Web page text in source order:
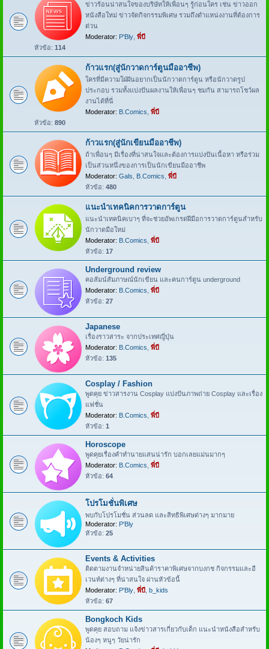
ข่าวร้อนน่าสนใจของบริษัทให้เพื่อนๆ รู้ก่อนใคร เช่น ข่าวออก
หนังสือใหม่ ข่าวจัดกิจกรรมพิเศษ รวมถึงตำแหน่งงานที่ต้องการ
ด่วน
Moderator: P'Bly พี่บี
หัวข้อ: 114
ก้าวแรก(สู่นักวาดการ์ตูนมืออาชีพ)
ใครที่มีความใฝ่ฝันอยากเป็นนักวาดการ์ตูน หรือนักวาดรูป
ประกอบ รวมทั้งแบ่งปันผลงานให้เพื่อนๆ ชมกัน สามารถโชว์ผล
งานได้ที่นี่
Moderator: B.Comics พี่บี
หัวข้อ: 890
ก้าวแรก(สู่นักเขียนมืออาชีพ)
ถ้าเพื่อนๆ มีเรื่องที่น่าสนใจและต้องการแบ่งปันเนื้อหา หรือร่วม
เป็นส่วนหนึ่งของการเป็นนักเขียนมืออาชีพ
Moderator: Gals B.Comics พี่บี
หัวข้อ: 480
แนะนำเทคนิคการวาดการ์ตูน
แนะนำเทคนิคเบาๆ ที่จะช่วยอัพเกรดฝีมือการวาดการ์ตูนสำหรับ
นักวาดมือใหม่
Moderator: B.Comics พี่บี
หัวข้อ: 17
Underground review
คอลัมน์สัมภาษณ์นักเขียน และคนการ์ตูน underground
Moderator: B.Comics พี่บี
หัวข้อ: 27
Japanese
เรื่องราวสาระ จากประเทศญี่ปุ่น
Moderator: B.Comics พี่บี
หัวข้อ: 135
Cosplay / Fashion
พูดคุย ข่าวสารงาน Cosplay แบ่งปันภาพถ่าย Cosplay และเรื่อง
แฟชั่น
Moderator: B.Comics พี่บี
หัวข้อ: 1
Horoscope
พูดคุยเรื่องคำทำนายแสนน่ารัก บอกเลยแม่นมากๆ
Moderator: B.Comics พี่บี
หัวข้อ: 64
โปรโมชั่นพิเศษ
พบกับโปรโมชั่น ส่วนลด และสิทธิพิเศษต่างๆ มากมาย
Moderator: P'Bly
หัวข้อ: 25
Events & Activities
ติดตามงานจำหน่ายสินค้าราคาพิเศษจากบงกช กิจกรรมและอี
เวนท์ต่างๆ ที่น่าสนใจ ผ่านหัวข้อนี้
Moderator: P'Bly พี่บี b_kids
หัวข้อ: 67
Bongkoch Kids
พูดคุย สอบถาม แจ้งข่าวสารเกี่ยวกับเด็ก แนะนำหนังสือสำหรับ
น้องๆ หนูๆ วัยน่ารัก